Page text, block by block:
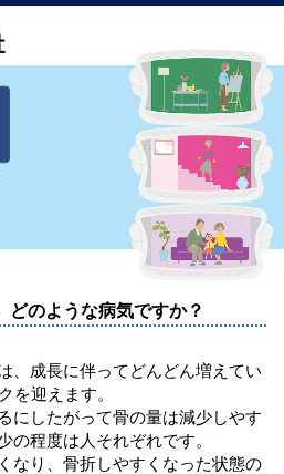
どのような病気ですか？
、成長に伴ってどんどん増えてい
を迎えます。
にしたがって骨の量は減少しやす
の程度は人それぞれです。
なり、骨折しやすくなった状態の